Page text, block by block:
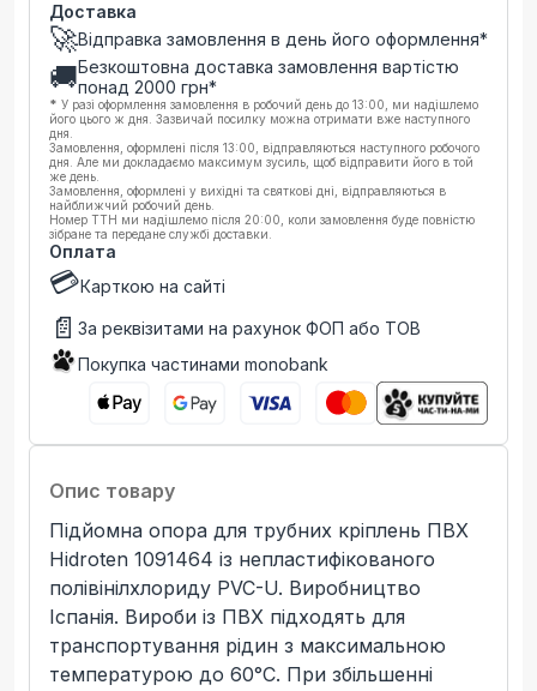
Доставка
🚀Відправка замовлення в день його оформлення*
🚚Безкоштовна доставка замовлення вартістю
понад 2000 грн*
* У разі оформлення замовлення в робочий день до 13:00, ми надішлемо
його цього ж дня. Зазвичай посилку можна отримати вже наступного
дня.
Замовлення, оформлені після 13:00, відправляються наступного робочого
дня. Але ми докладаємо максимум зусиль, щоб відправити його в той
же день.
Замовлення, оформлені у вихідні та святкові дні, відправляються в
найближчий робочий день.
Номер ТТН ми надішлемо після 20:00, коли замовлення буде повністю
зібране та передане службі доставки.
Оплата
💳Карткою на сайті
📄 За реквізитами на рахунок ФОП або ТОВ
Покупка частинами monobank
Опис товару
Підйомна опора для трубних кріплень ПВХ
Hidroten 1091464 із непластифікованого
полівінілхлориду PVC-U. Виробництво
Іспанія. Вироби із ПВХ підходять для
транспортування рідин з максимальною
температурою до 60°C. При збільшенні